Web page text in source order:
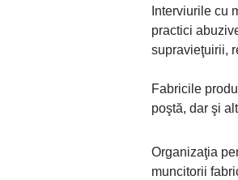
Interviurile cu
practici
supravieţuirii,
Fabricile
poştă, dar şi
Organizaţia
muncitorii